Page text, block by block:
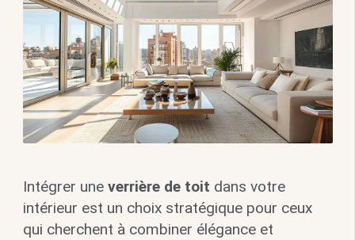
Intégrer une verrière de toit dans votre
intérieur est un choix stratégique pour ceux
qui cherchent à combiner élégance et